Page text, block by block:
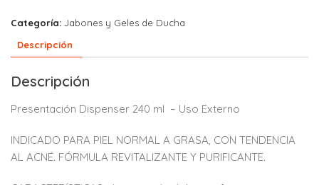
Categoría: Jabones y Geles de Ducha
Descripción
Descripción
Presentación Dispenser 240 ml – Uso Externo
INDICADO PARA PIEL NORMAL A GRASA, CON TENDENCIA
AL ACNÉ. FÓRMULA REVITALIZANTE Y PURIFICANTE.